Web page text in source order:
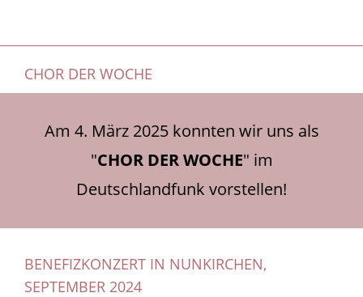
CHOR DER WOCHE
Am 4. März 2025 konnten wir uns als
"CHOR DER WOCHE" im
Deutschlandfunk vorstellen!
BENEFIZKONZERT IN NUNKIRCHEN,
SEPTEMBER 2024